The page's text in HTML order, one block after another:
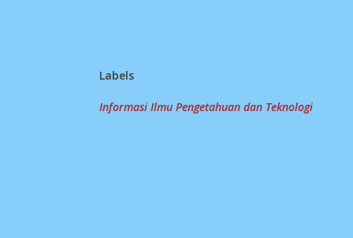
Labels
Informasi Ilmu Pengetahuan dan Teknologi